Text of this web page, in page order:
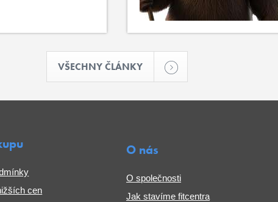
VŠECHNY ČLÁNKY
cen
O nás
O společnosti
Jak stavíme fitcentra